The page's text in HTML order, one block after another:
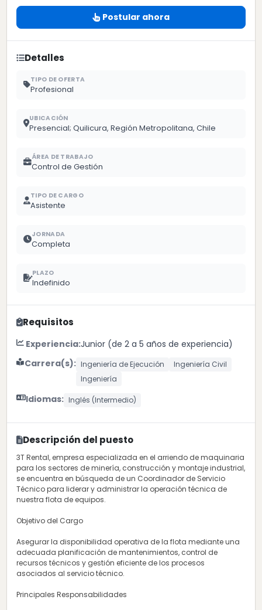
Postular ahora
Detalles
TIPO DE OFERTA
Profesional
UBICACIÓN
Presencial; Quilicura, Región Metropolitana, Chile
ÁREA DE TRABAJO
Control de Gestión
TIPO DE CARGO
Asistente
JORNADA
Completa
PLAZO
Indefinido
Requisitos
Experiencia:Junior (de 2 a 5 años de experiencia)
Carrera(s): Ingeniería de Ejecución
Ingeniería Civil
Ingeniería
Idiomas: Inglés (Intermedio)
Descripción del puesto
3T Rental, empresa especializada en el arriendo de maquinaria
para los sectores de minería, construcción y montaje industrial,
se encuentra en búsqueda de un Coordinador de Servicio
Técnico para liderar y administrar la operación técnica de
nuestra flota de equipos.
Objetivo del Cargo
Asegurar la disponibilidad operativa de la flota mediante una
adecuada planificación de mantenimientos, control de
recursos técnicos y gestión eficiente de los procesos
asociados al servicio técnico.
Principales Responsabilidades